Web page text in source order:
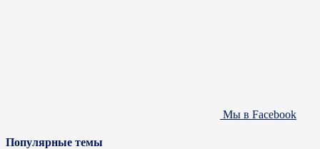
Мы в Facebook
Популярные темы